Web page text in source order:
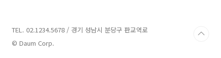
TEL. 02.1234.5678 / 경기 성남시 분당구 판교역로
© Daum Corp.